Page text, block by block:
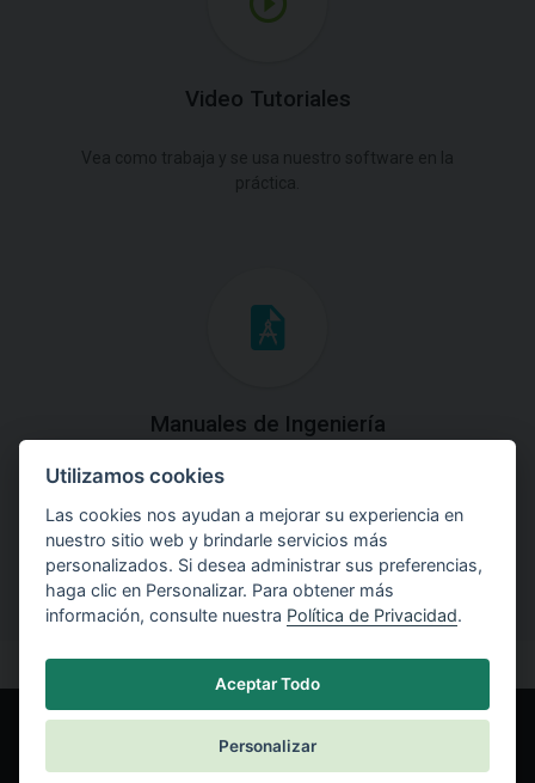
Video Tutoriales
Manuales de Ingeniería
Descargue los Manuales de Ingeniería con las teorías y
explicaciones prácticas del uso de software.
Utilizamos cookies
Las cookies nos ayudan a mejorar su experiencia en
nuestro sitio web y brindarle servicios más
personalizados. Si desea administrar sus preferencias,
haga clic en Personalizar. Para obtener más
información, consulte nuestra Política de Privacidad.
Aceptar Todo
Personalizar